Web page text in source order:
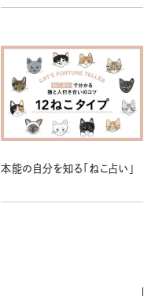
本能の自分を知る「ねこ占い」